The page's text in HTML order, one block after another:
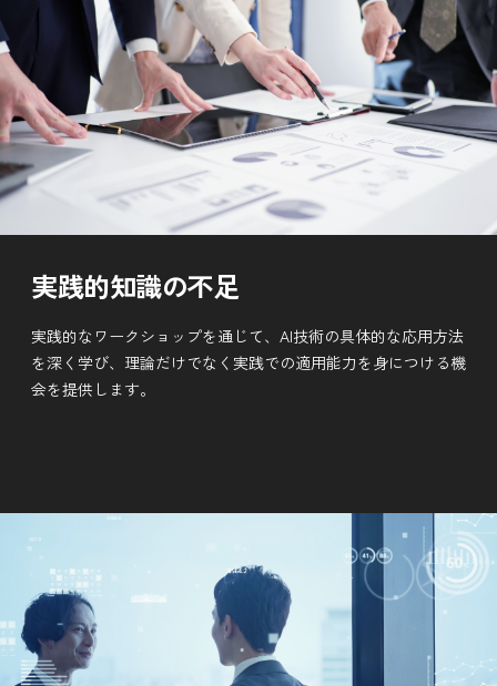
実践的知識の不足
実践的なワークショップを通じて、AI技術の具体的な応用方法
を深く学び、理論だけでなく実践での適用能力を身につける機
会を提供します。